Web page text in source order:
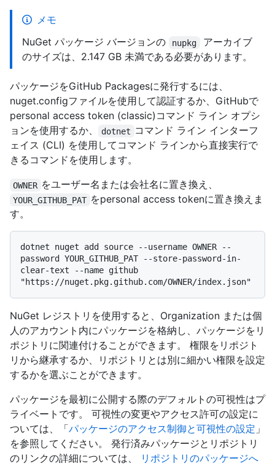
メモ
NuGet パッケージ バージョンの
nupkg
アーカイブ
のサイズは、2.147 GB 未満である必要があります。
パッケージをGitHub Packagesに発行するには、
nuget.configファイルを使用して認証するか、GitHubで
personal access token (classic)コマンド ライン オプシ
ョンを使用するか、
dotnet コマンド ライン インターフ
ェイス (CLI) を使用してコマンド ラインから直接実行で
きるコマンドを使用します。
OWNER をユーザー名または会社名に置き換え、
YOUR_GITHUB_PAT をpersonal access tokenに置き換えま
す。
dotnet nuget add source --username OWNER --
password YOUR_GITHUB_PAT --store-password-in-
clear-text --name github
NuGet レジストリを使用すると、Organization または個
人のアカウント内にパッケージを格納し、パッケージをリ
ポジトリに関連付けることができます。 権限をリポジト
リから継承するか、リポジトリとは別に細かい権限を設定
するかを選ぶことができます。
パッケージを最初に公開する際のデフォルトの可視性はプ
ライベートです。 可視性の変更やアクセス許可の設定に
ついては、「パッケージのアクセス制御と可視性の設定 」
を参照してください。 発行済みパッケージとリポジトリ
のリンクの詳細については、
リポジトリのパッケージへ